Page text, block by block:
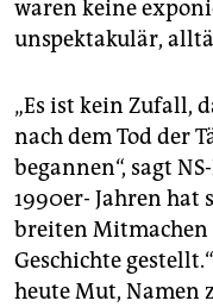
waren keine
unspektakulär,
„Es ist kein Zufall,
nach dem Tod der
begannen“, sagt
1990er- Jahren hat
breiten Mitmachen
Geschichte
heute Mut, Namen